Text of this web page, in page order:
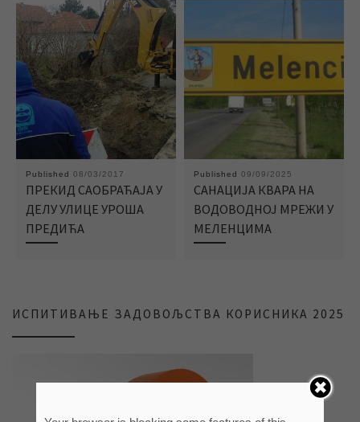
Published 08/03/2017
ПРЕКИД САОБРАЋАЈА У
ДЕЛУ УЛИЦЕ УРОША
ПРЕДИЋА
Published 09/09/2025
САНАЦИЈА КВАРА НА
ВОДОВОДНОЈ МРЕЖИ У
МЕЛЕНЦИМА
ИСПИТИВАЊЕ ЗАДОВОЉСТВА КОРИСНИКА 2025